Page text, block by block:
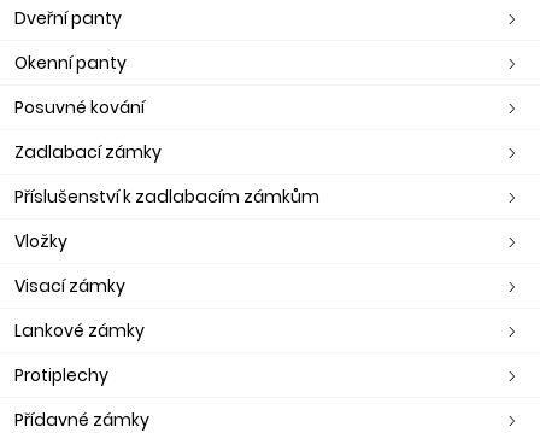
Dveřní panty
Okenní panty
Posuvné kování
Zadlabací zámky
Příslušenství k zadlabacím zámkům
Vložky
Visací zámky
Lankové zámky
Protiplechy
Přídavné zámky